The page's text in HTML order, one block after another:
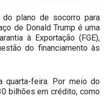
plano de socorro para
de Donald Trump é uma
à Exportação (FGE),
do financiamento às
quarta-feira. Por meio do
bilhões em crédito, como